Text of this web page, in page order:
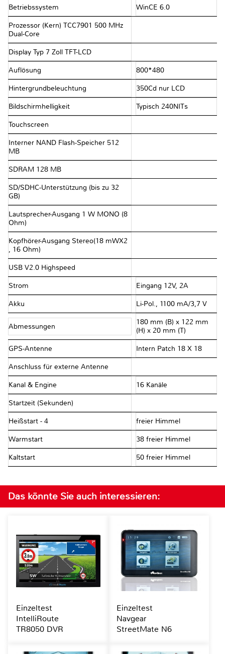
Betriebssystem WinCE 6.0
Prozessor (Kern) TCC7901 500 MHz
Dual-Core
Display Typ 7 Zoll TFT-LCD
Auflösung 800*480
Hintergrundbeleuchtung 350Cd nur LCD
Bildschirmhelligkeit Typisch 240NITs
Touchscreen
Interner NAND Flash-Speicher 512
MB
SDRAM 128 MB
SD/SDHC-Unterstützung (bis zu 32
GB)
Lautsprecher-Ausgang 1 W MONO (8
Ohm)
Kopfhörer-Ausgang Stereo(18 mWX2
, 16 Ohm)
USB V2.0 Highspeed
Strom Eingang 12V, 2A
Akku Li-Pol., 1100 mA/3,7 V
Abmessungen
180 mm (B) x 122 mm
(H) x 20 mm (T)
GPS-Antenne Intern Patch 18 X 18
Anschluss für externe Antenne
Kanal & Engine 16 Kanäle
Startzeit (Sekunden)
Heißstart - 4 freier Himmel
Warmstart 38 freier Himmel
Kaltstart 50 freier Himmel
Das könnte Sie auch interessieren:
Einzeltest
IntelliRoute
TR8050 DVR
Einzeltest
Navgear
StreetMate N6